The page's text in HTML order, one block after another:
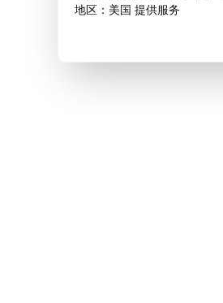
地区：美国 提供服务